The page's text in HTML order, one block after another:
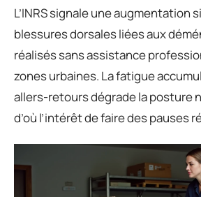
L’INRS signale une augmentation
blessures dorsales liées aux
réalisés sans assistance
zones urbaines. La fatigue
allers-retours dégrade la posture
d’où l’intérêt de faire des pauses